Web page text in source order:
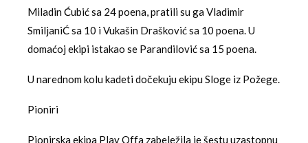
Miladin Ćubić sa 24 poena, pratili su ga Vladimir
SmiljaniĆ sa 10 i Vukašin Drašković sa 10 poena. U
domaćoj ekipi istakao se Parandilović sa 15 poena.
U narednom kolu kadeti dočekuju ekipu Sloge iz Požege.
Pioniri
Pionirska ekipa Play Offa zabeležila je šestu uzastopnu